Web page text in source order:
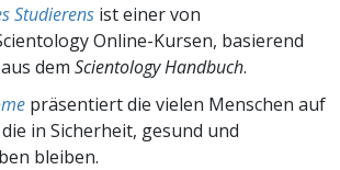
Studierens ist einer von
Online-Kursen, basierend
dem Scientology Handbuch.
präsentiert die vielen Menschen auf
in Sicherheit, gesund und
bleiben.